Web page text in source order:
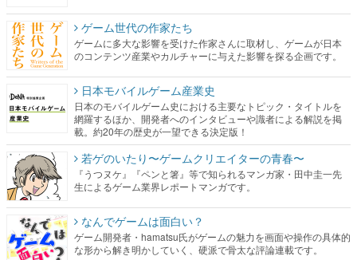
ゲーム世代の作家たち
ゲームに多大な影響を受けた作家さんに取材し、ゲームが日本
のコンテンツ産業やカルチャーに与えた影響を探る企画です。
日本モバイルゲーム産業史
日本のモバイルゲーム史における主要なトピック・タイトルを
網羅するほか、開発者へのインタビューや識者による解説を掲
載。約20年の歴史が一望できる決定版！
若ゲのいたり〜ゲームクリエイターの青春〜
『うつヌケ』『ペンと箸』等で知られるマンガ家・田中圭一先
生によるゲーム業界レポートマンガです。
なんでゲームは面白い？
ゲーム開発者・hamatsu氏がゲームの魅力を画面や操作の具体的
な形から解き明かしていく、硬派で骨太な評論連載です。